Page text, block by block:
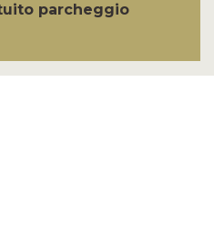
parcheggio